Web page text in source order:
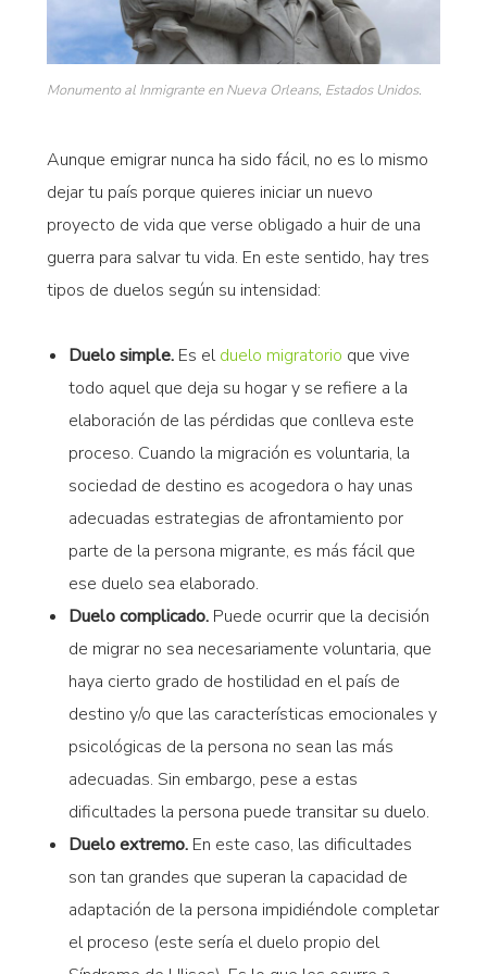
Monumento al Inmigrante en Nueva Orleans, Estados Unidos.
Aunque emigrar nunca ha sido fácil, no es lo mismo
dejar tu país porque quieres iniciar un nuevo
proyecto de vida que verse obligado a huir de una
guerra para salvar tu vida. En este sentido, hay tres
tipos de duelos según su intensidad:
Duelo simple.Es elduelo migratorio que vive
todo aquel que deja su hogar y se refiere a la
elaboración de las pérdidas que conlleva este
proceso. Cuando la migración es voluntaria, la
sociedad de destino es acogedora o hay unas
adecuadas estrategias de afrontamiento por
parte de la persona migrante, es más fácil que
ese duelo sea elaborado.
Duelo complicado.Puede ocurrir que la decisión
de migrar no sea necesariamente voluntaria, que
haya cierto grado de hostilidad en el país de
destino y/o que las características emocionales y
psicológicas de la persona no sean las más
adecuadas. Sin embargo, pese a estas
dificultades la persona puede transitar su duelo.
Duelo extremo.En este caso, las dificultades
son tan grandes que superan la capacidad de
adaptación de la persona impidiéndole completar
el proceso (este sería el duelo propio del